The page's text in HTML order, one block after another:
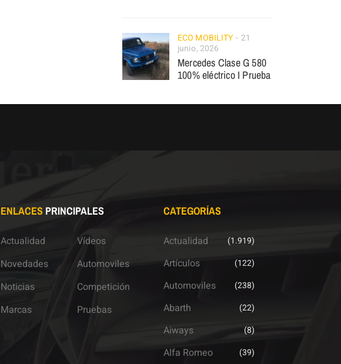
ECO MOBILITY
21
junio, 2026
Mercedes Clase G 580
100% eléctrico I Prueba
ENLACESPRINCIPALES
Actualidad
Novedades
Noticias
Marcas
Vídeos
Automoviles
Competición
Pruebas
CATEGORÍAS
Actualidad (1.919)
Artículos (122)
Automoviles (238)
Abarth (22)
Aiways (8)
Alfa Romeo (39)